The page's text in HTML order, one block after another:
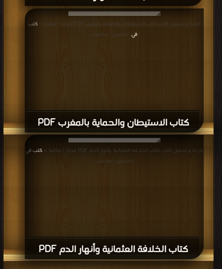
كتاب الاستيطان والحماية بالمغرب PDF
قراءة و تحميل كتاب كتاب الاستيطان والحماية بالمغرب PDF مجانا | مكتبة >
كتب
في
| التحميل : مرة/مرات
كتاب الخلافة العثمانية وأنهار الدم PDF
قراءة و تحميل كتاب كتاب الخلافة العثمانية وأنهار الدم PDF مجانا | مكتبة > كتب في
| التحميل : مرة/مرات